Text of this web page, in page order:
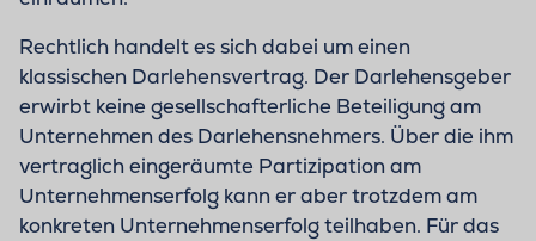
Rechtlich handelt es sich dabei um einen
klassischen Darlehensvertrag. Der Darlehensgeber
erwirbt keine gesellschafterliche Beteiligung am
Unternehmen des Darlehensnehmers. Über die ihm
vertraglich eingeräumte Partizipation am
Unternehmenserfolg kann er aber trotzdem am
konkreten Unternehmenserfolg teilhaben. Für das